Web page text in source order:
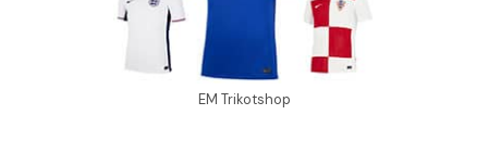
EM Trikotshop